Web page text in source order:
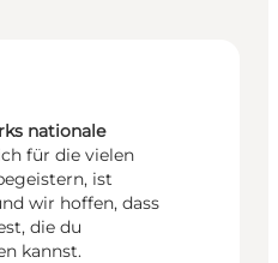
nationale
für die vielen
ist
wir hoffen, dass
die du
kannst.